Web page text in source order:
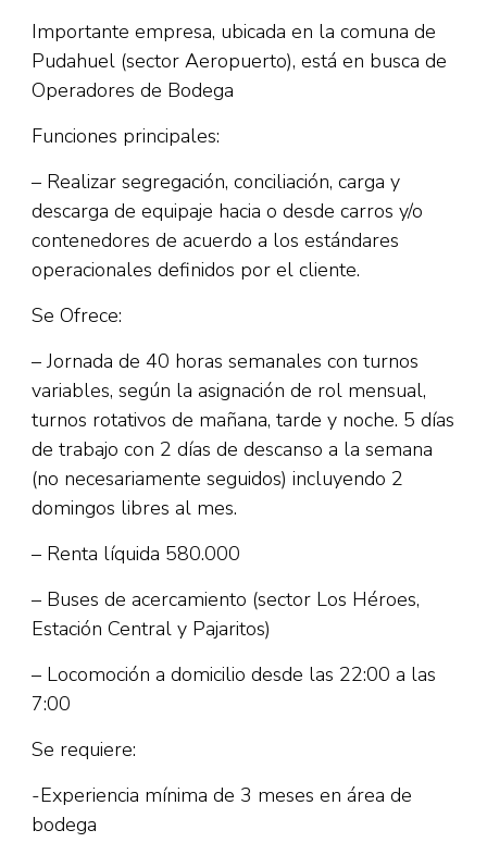
Importante empresa, ubicada en la comuna de
Pudahuel (sector Aeropuerto), está en busca de
Operadores de Bodega
Funciones principales:
– Realizar segregación, conciliación, carga y
descarga de equipaje hacia o desde carros y/o
contenedores de acuerdo a los estándares
operacionales definidos por el cliente.
Se Ofrece:
– Jornada de 40 horas semanales con turnos
variables, según la asignación de rol mensual,
turnos rotativos de mañana, tarde y noche. 5 días
de trabajo con 2 días de descanso a la semana
(no necesariamente seguidos) incluyendo 2
domingos libres al mes.
– Renta líquida 580.000
– Buses de acercamiento (sector Los Héroes,
Estación Central y Pajaritos)
– Locomoción a domicilio desde las 22:00 a las
7:00
Se requiere:
-Experiencia mínima de 3 meses en área de
bodega